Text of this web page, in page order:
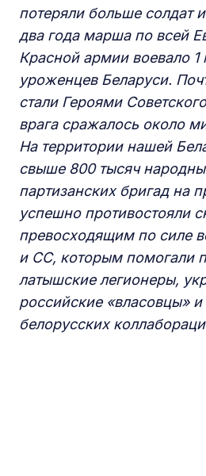
потеряли больше солдат
два года марша по всей
Красной армии воевало
уроженцев Беларуси.
стали Героями
врага сражалось около
На территории нашей
свыше 800 тысяч
партизанских бригад на
успешно противостояли
превосходящим по силе
и СС, которым помогали
латышские легионеры,
российские «власовцы»
белорусских